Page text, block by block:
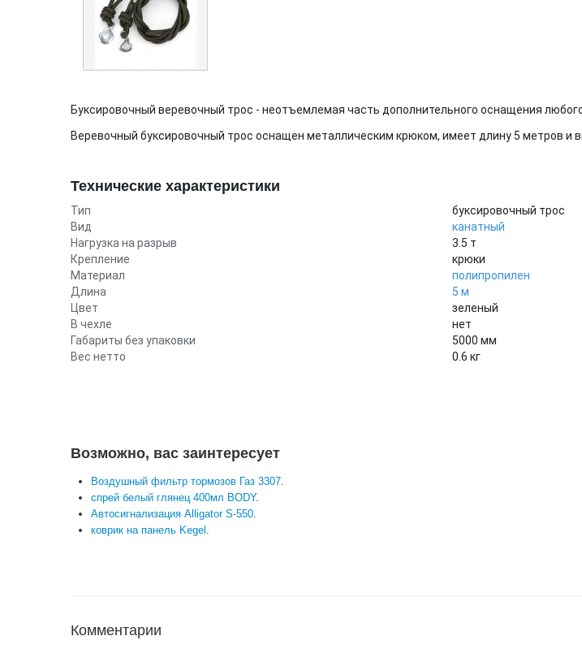
Буксировочный веревочный трос - неотъемлемая часть дополнительного оснащения
Веревочный буксировочный трос оснащен металлическим крюком, имеет длину 5 метров и
Технические характеристики
Тип
буксировочный трос
Вид
канатный
Нагрузка на разрыв
3.5 т
Крепление
крюки
Материал
полипропилен
Длина
5 м
Цвет
зеленый
В чехле
нет
Габариты без упаковки
5000 мм
Вес нетто
0.6 кг
Возможно, вас заинтересует
Воздушный фильтр тормозов Газ 3307.
спрей белый глянец 400мл BODY.
Автосигнализация Alligator S-550.
коврик на панель Kegel .
Комментарии